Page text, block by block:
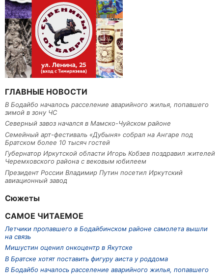
ГЛАВНЫЕ НОВОСТИ
В Бодайбо началось расселение аварийного жилья, попавшего
зимой в зону ЧС
Северный завоз начался в Мамско-Чуйском районе
Семейный арт-фестиваль «Дубыня» собрал на Ангаре под
Братском более 10 тысяч гостей
Губернатор Иркутской области Игорь Кобзев поздравил жителей
Черемховского района с вековым юбилеем
Президент России Владимир Путин посетил Иркутский
авиационный завод
Сюжеты
САМОЕ ЧИТАЕМОЕ
Летчики пропавшего в Бодайбинском районе самолета вышли
на связь
Мишустин оценил онкоцентр в Якутске
В Братске хотят поставить фигуру аиста у роддома
В Бодайбо началось расселение аварийного жилья, попавшего